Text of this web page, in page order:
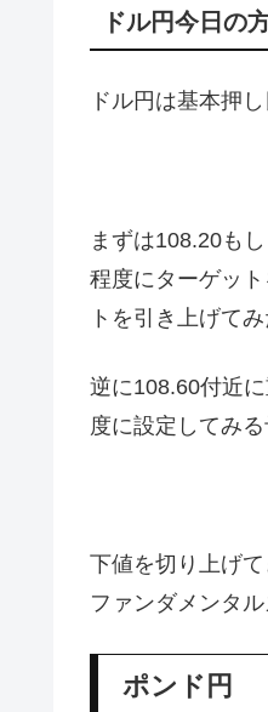
ドル円今日の
ドル円は基本押
まずは108.20も
程度にターゲッ
トを引き上げてみ
逆に108.60付近
度に設定してみる
下値を切り上げ
ファンダメンタ
ポンド円